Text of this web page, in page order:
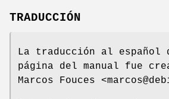
TRADUCCIÓN
La traducción al español
página del manual fue
Marcos Fouces